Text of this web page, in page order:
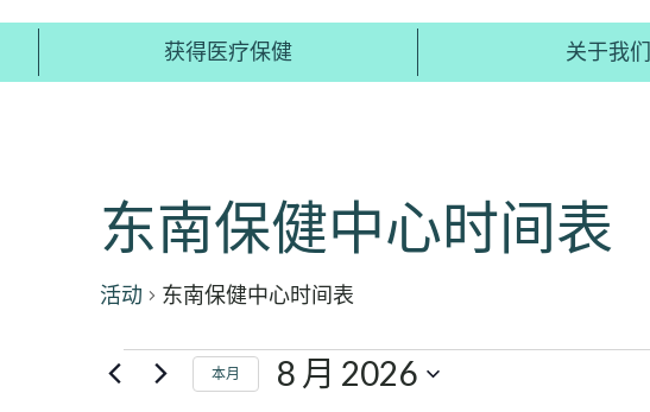
获得医疗保健 关于我们
东南保健中心时间表
活动 东南保健中心时间表
活
本月 8 月 2026